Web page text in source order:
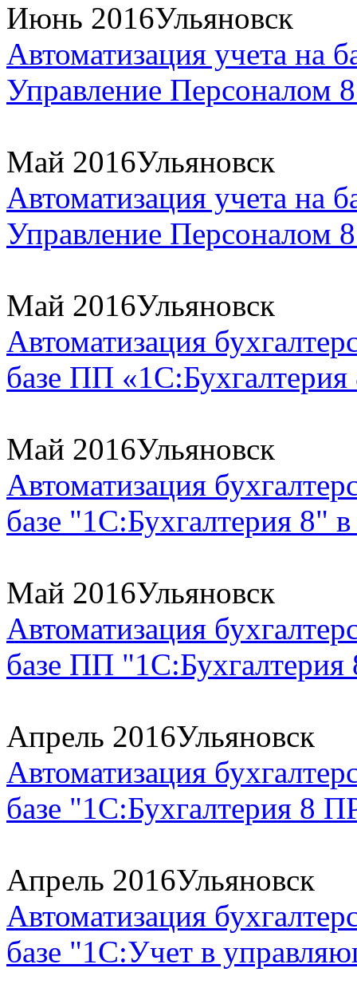
Июнь 2016Ульяновск
Автоматизация учета на
Управление Персоналом
Май 2016Ульяновск
Автоматизация учета на
Управление Персоналом
Май 2016Ульяновск
Автоматизация
базе ПП
Май 2016Ульяновск
Автоматизация
базе "1С:Бухгалтерия
Май 2016Ульяновск
Автоматизация
базе ПП
Апрель 2016Ульяновск
Автоматизация
базе "1С:Бухгалтерия
Апрель 2016Ульяновск
Автоматизация
базе "1С:Учет в